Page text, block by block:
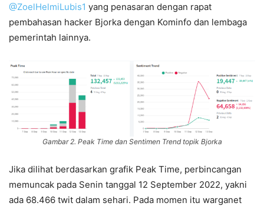
@ZoelHelmiLubis1 yang penasaran dengan rapat
pembahasan hacker Bjorka dengan Kominfo dan lembaga
pemerintah lainnya.
Gambar 2. Peak Time dan Sentimen Trend topik Bjorka
Jika dilihat berdasarkan grafik Peak Time, perbincangan
memuncak pada Senin tanggal 12 September 2022, yakni
ada 68.466 twit dalam sehari. Pada momen itu warganet